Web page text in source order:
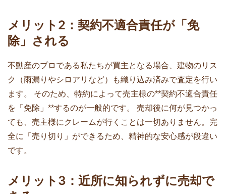
メリット2：契約不適合責任が「免
除」される
不動産のプロである私たちが買主となる場合、建物のリス
ク（雨漏りやシロアリなど）も織り込み済みで査定を行い
ます。 そのため、特約によって売主様の**契約不適合責任
を「免除」**するのが一般的です。 売却後に何が見つかっ
ても、売主様にクレームが行くことは一切ありません。完
全に「売り切り」ができるため、精神的な安心感が段違い
です。
メリット3：近所に知られずに売却で